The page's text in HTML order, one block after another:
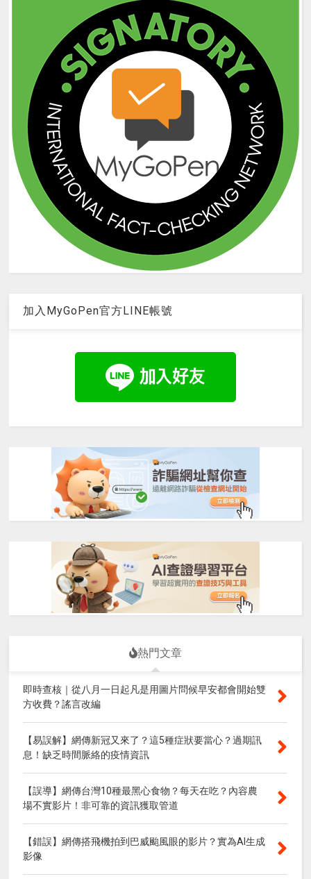
加入MyGoPen官方LINE帳號
熱門文章
即時查核｜從八月一日起凡是用圖片問候早安都會開始雙
方收費？謠言改編
【易誤解】網傳新冠又來了？這5種症狀要當心？過期訊
息！缺乏時間脈絡的疫情資訊
【誤導】網傳台灣10種最黑心食物？每天在吃？內容農
場不實影片！非可靠的資訊獲取管道
【錯誤】網傳搭飛機拍到巴威颱風眼的影片？實為AI生成
影像